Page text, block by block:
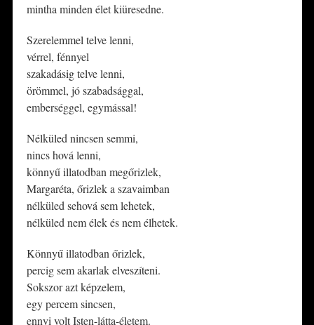
mintha minden élet kiüresedne.
Szerelemmel telve lenni,
vérrel, fénnyel
szakadásig telve lenni,
örömmel, jó szabadsággal,
emberséggel, egymással!
Nélküled nincsen semmi,
nincs hová lenni,
könnyű illatodban megőrizlek,
Margaréta, őrizlek a szavaimban
nélküled sehová sem lehetek,
nélküled nem élek és nem élhetek.
Könnyű illatodban őrizlek,
percig sem akarlak elveszíteni.
Sokszor azt képzelem,
egy percem sincsen,
ennyi volt Isten-látta-életem.